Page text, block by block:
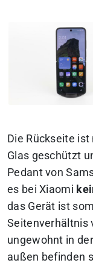
Die Rückseite
Glas geschützt
Pedant von
es bei Xiaomi
das Gerät ist
Seitenverhältnis
ungewohnt in
außen befinden